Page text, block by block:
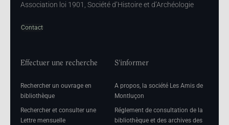
Association loi 1901, Société d’Histoire et d’Archéologie
Contact
Effectuer une recherche
Rechercher un ouvrage en
bibliothèque
Rechercher et consulter une
Lettre mensuelle
S'informer
A propos, la société Les Amis de
Montluçon
Réglement de consultation de la
bibliothèque et des archives des